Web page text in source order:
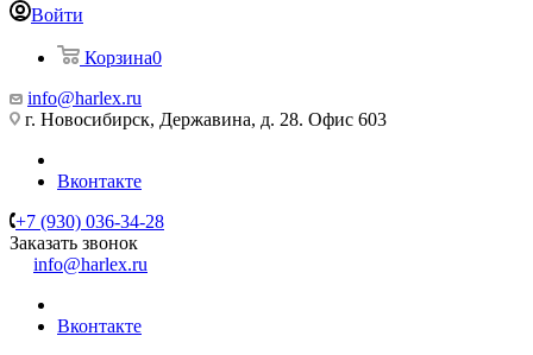
Войти
Корзина0
info@harlex.ru
г. Новосибирск, Державина, д. 28. Офис 603
Вконтакте
+7 (930) 036-34-28
Заказать звонок
info@harlex.ru
Вконтакте